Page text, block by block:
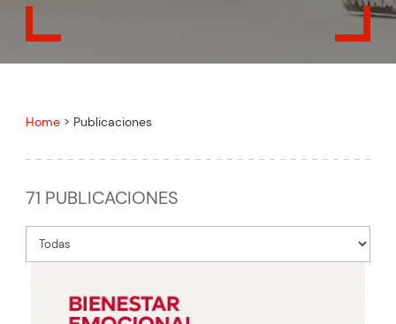
Home > Publicaciones
71 PUBLICACIONES